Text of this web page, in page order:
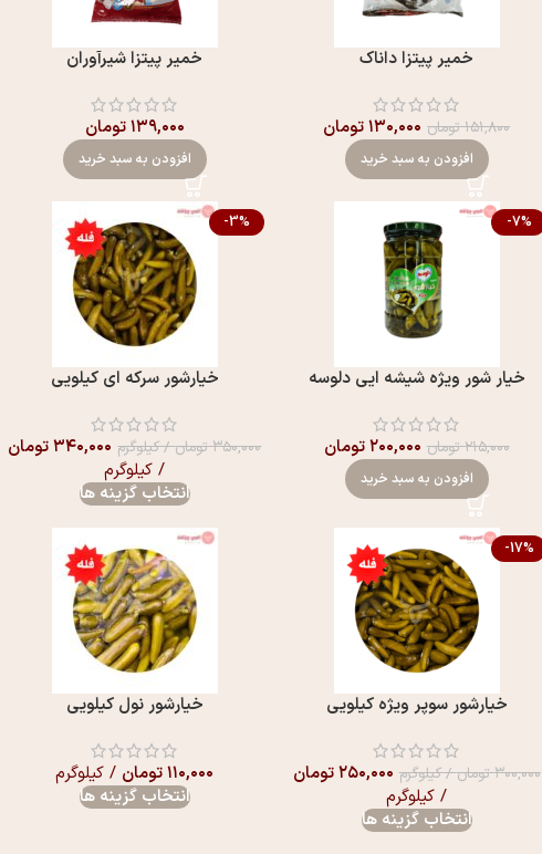
خمیر پیتزا داناک
۱۵۱,۸۰۰تومان ۱۳۰,۰۰۰تومان
افزودن به سبد خرید
خمیر پیتزا شیرآوران
۱۳۹,۰۰۰تومان
افزودن به سبد خرید
-7%
خیار شور ویژه شیشه ایی دلوسه
۲۱۵,۰۰۰تومان ۲۰۰,۰۰۰تومان
افزودن به سبد خرید
-3%
خیارشور سرکه ای کیلویی
۳۵۰,۰۰۰تومان/ کیلوگرم ۳۴۰,۰۰۰تومان
/ کیلوگرم
انتخاب گزینه ها
-17%
خیارشور سوپر ویژه کیلویی
۳۰۰,۰۰۰تومان/ کیلوگرم ۲۵۰,۰۰۰تومان
/ کیلوگرم
انتخاب گزینه ها
خیارشور نول کیلویی
۱۱۰,۰۰۰تومان / کیلوگرم
انتخاب گزینه ها